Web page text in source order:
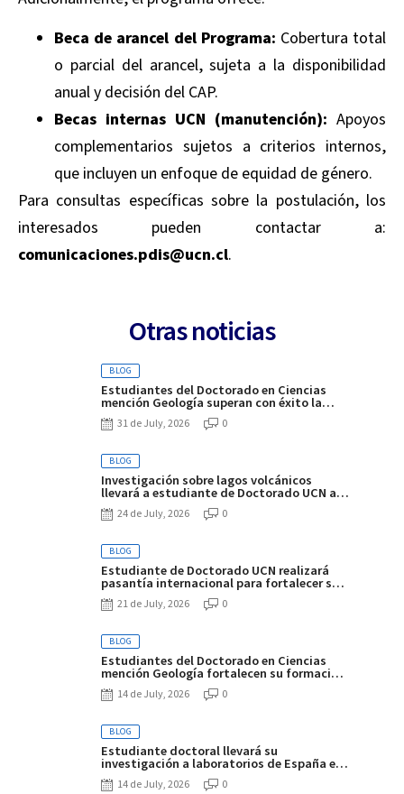
Beca de arancel del Programa: Cobertura total
o parcial del arancel, sujeta a la disponibilidad
anual y decisión del CAP.
Becas internas UCN (manutención): Apoyos
complementarios sujetos a criterios internos,
que incluyen un enfoque de equidad de género.
Para consultas específicas sobre la postulación, los
interesados pueden contactar a:
comunicaciones.pdis@ucn.cl.
Otras noticias
BLOG
Estudiantes del Doctorado en Ciencias
mención Geología superan con éxito la
defensa de sus propuestas de tesis
31 de July, 2026 0
BLOG
Investigación sobre lagos volcánicos
llevará a estudiante de Doctorado UCN a
desarrollar pasantía de seis meses en
Italia24 de July, 2026 0
BLOG
Estudiante de Doctorado UCN realizará
pasantía internacional para fortalecer su
investigación sobre el litio en el Altiplano-
Puna21 de July, 2026 0
BLOG
Estudiantes del Doctorado en Ciencias
mención Geología fortalecen su formación
en curso sobre alteración y mineralización
hipógena
14 de July, 2026 0
BLOG
Estudiante doctoral llevará su
investigación a laboratorios de España e
Italia14 de July, 2026 0